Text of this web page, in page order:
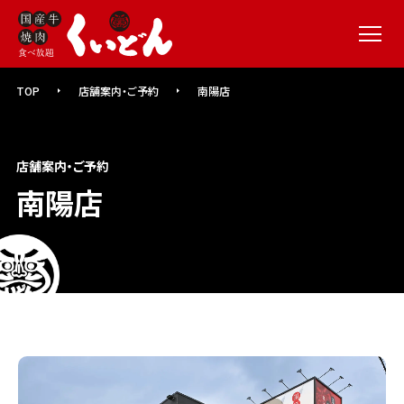
TOP 店舗案内・ご予約 南陽店
店舗案内・ご予約
南陽店